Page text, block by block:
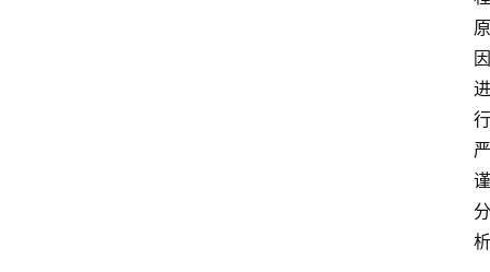
原
因
进
行
严
谨
分
析